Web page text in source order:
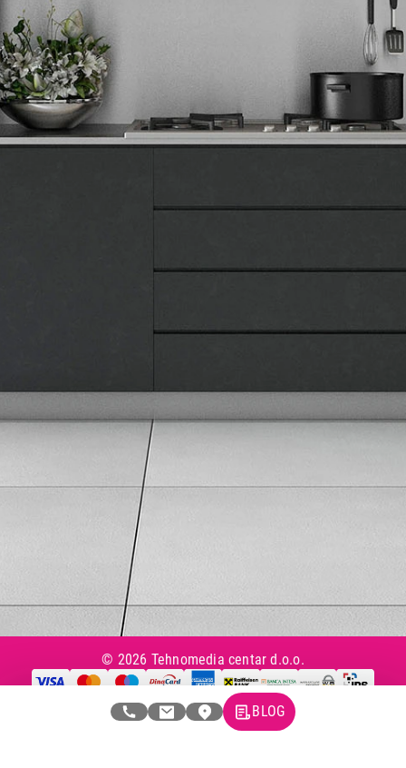
Tehnomedia
O nama
Naše prodavnice
Korisnički servis
Reklamacije i servis
Pratite nas na društvenim mrežama
© 2026 Tehnomedia centar d.o.o.
BLOG